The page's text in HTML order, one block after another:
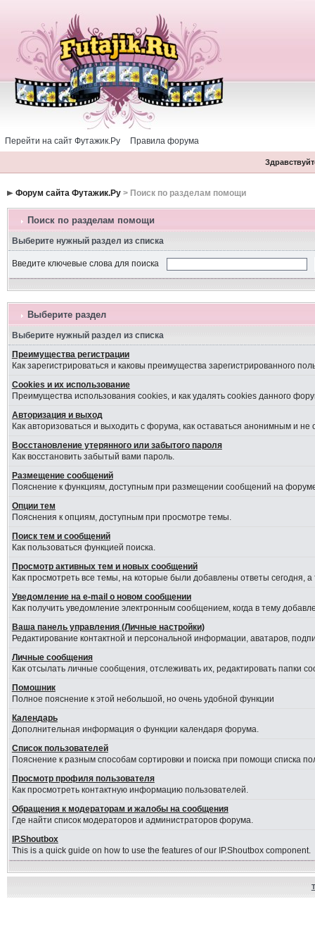
Перейти на сайт Футажик.Ру Правила форума
Форум сайта Футажик.Ру> Поиск по разделам помощи
Поиск по разделам помощи
Выберите нужный раздел из списка
Введите ключевые слова для поиска
Выберите раздел
Выберите нужный раздел из списка
Преимущества регистрации
Как зарегистрироваться и каковы преимущества зарегистрированного
Cookies и их использование
Преимущества использования cookies, и как удалять cookies данного
Авторизация и выход
Как авторизоваться и выходить с форума, как оставаться анонимным и
Восстановление утерянного или забытого пароля
Как восстановить забытый вами пароль.
Размещение сообщений
Пояснение к функциям, доступным при размещении сообщений на
Опции тем
Пояснения к опциям, доступным при просмотре темы.
Поиск тем и сообщений
Как пользоваться функцией поиска.
Просмотр активных тем и новых сообщений
Как просмотреть все темы, на которые были добавлены ответы сегодня,
Уведомление на е-mail о новом сообщении
Как получить уведомление электронным сообщением, когда в тему
Ваша панель управления (Личные настройки)
Редактирование контактной и персональной информации, аватаров,
Личные сообщения
Как отсылать личные сообщения, отслеживать их, редактировать папки
Помошник
Полное пояснение к этой небольшой, но очень удобной функции
Календарь
Дополнительная информация о функции календаря форума.
Список пользователей
Пояснение к разным способам сортировки и поиска при помощи списка
Просмотр профиля пользователя
Как просмотреть контактную информацию пользователей.
Обращения к модераторам и жалобы на сообщения
Где найти список модераторов и администраторов форума.
IP.Shoutbox
This is a quick guide on how to use the features of our IP.Shoutbox component.